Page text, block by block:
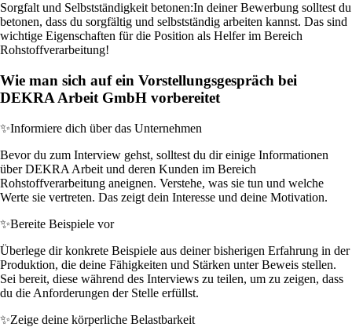
Sorgfalt und Selbstständigkeit betonen:In deiner Bewerbung solltest du
betonen, dass du sorgfältig und selbstständig arbeiten kannst. Das sind
wichtige Eigenschaften für die Position als Helfer im Bereich
Rohstoffverarbeitung!
Wie man sich auf ein Vorstellungsgespräch bei
DEKRA Arbeit GmbH vorbereitet
✨Informiere dich über das Unternehmen
Bevor du zum Interview gehst, solltest du dir einige Informationen
über DEKRA Arbeit und deren Kunden im Bereich
Rohstoffverarbeitung aneignen. Verstehe, was sie tun und welche
Werte sie vertreten. Das zeigt dein Interesse und deine Motivation.
✨Bereite Beispiele vor
Überlege dir konkrete Beispiele aus deiner bisherigen Erfahrung in der
Produktion, die deine Fähigkeiten und Stärken unter Beweis stellen.
Sei bereit, diese während des Interviews zu teilen, um zu zeigen, dass
du die Anforderungen der Stelle erfüllst.
✨Zeige deine körperliche Belastbarkeit